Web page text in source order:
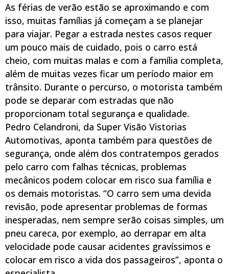
As férias de verão estão se aproximando e com
isso, muitas famílias já começam a se planejar
para viajar. Pegar a estrada nestes casos requer
um pouco mais de cuidado, pois o carro está
cheio, com muitas malas e com a família completa,
além de muitas vezes ficar um período maior em
trânsito. Durante o percurso, o motorista também
pode se deparar com estradas que não
proporcionam total segurança e qualidade.
Pedro Celandroni, da Super Visão Vistorias
Automotivas, aponta também para questões de
segurança, onde além dos contratempos gerados
pelo carro com falhas técnicas, problemas
mecânicos podem colocar em risco sua família e
os demais motoristas. “O carro sem uma devida
revisão, pode apresentar problemas de formas
inesperadas, nem sempre serão coisas simples, um
pneu careca, por exemplo, ao derrapar em alta
velocidade pode causar acidentes gravíssimos e
colocar em risco a vida dos passageiros”, aponta o